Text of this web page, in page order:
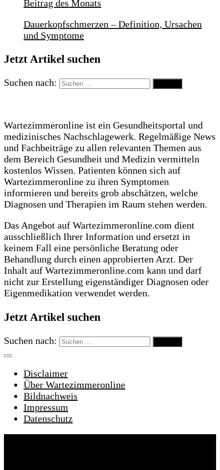
Beitrag des Monats
Dauerkopfschmerzen – Definition, Ursachen
und Symptome
Jetzt Artikel suchen
Suchen nach:
Wartezimmeronline ist ein Gesundheitsportal und
medizinisches Nachschlagewerk. Regelmäßige News
und Fachbeiträge zu allen relevanten Themen aus
dem Bereich Gesundheit und Medizin vermitteln
kostenlos Wissen. Patienten können sich auf
Wartezimmeronline zu ihren Symptomen
informieren und bereits grob abschätzen, welche
Diagnosen und Therapien im Raum stehen werden.
Das Angebot auf Wartezimmeronline.com dient
ausschließlich Ihrer Information und ersetzt in
keinem Fall eine persönliche Beratung oder
Behandlung durch einen approbierten Arzt. Der
Inhalt auf Wartezimmeronline.com kann und darf
nicht zur Erstellung eigenständiger Diagnosen oder
Eigenmedikation verwendet werden.
Jetzt Artikel suchen
Suchen nach:
Disclaimer
Über Wartezimmeronline
Bildnachweis
Impressum
Datenschutz